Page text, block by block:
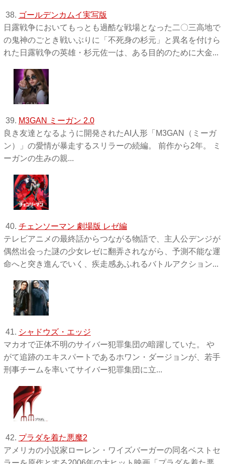
38. ゴールデンカムイ実写版
日露戦争においてもっとも過酷な戦場となった二〇三高地で
の鬼神のごとき戦いぶりに「不死身の杉元」と異名を付けら
れた日露戦争の英雄・杉元佐一は、ある目的のために大金...
39. M3GAN ミーガン 2.0
良き友達となるように開発されたAI人形「M3GAN（ミーガ
ン）」の愛情が暴走するスリラーの続編。 前作から2年。 ミ
ーガンの生みの親...
40. チェンソーマン 劇場版 レゼ編
テレビアニメの最終話からつながる物語で、主人公デンジが
偶然出会った謎の少女レゼに翻弄されながら、予測不能な運
命へと突き進んでいく、疾走感あふれるバトルアクション...
41. シャドウズ・エッジ
マカオで正体不明のサイバー犯罪集団の暗躍していた。 や
がて追跡のエキスパートであるホワン・ダージョンが、若手
刑事チームを率いてサイバー犯罪集団に立...
42. プラダを着た悪魔2
アメリカの小説家ローレン・ワイズバーガーの同名ベストセ